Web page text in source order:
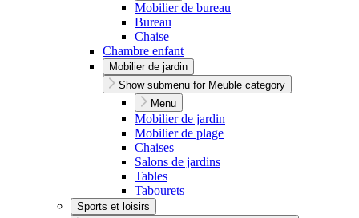
Mobilier de bureau
Bureau
Chaise
Chambre enfant
Mobilier de jardin
Show submenu for Meuble category
Menu
Mobilier de jardin
Mobilier de plage
Chaises
Salons de jardins
Tables
Tabourets
Sports et loisirs